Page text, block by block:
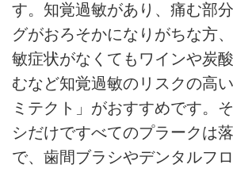
す。知覚過敏があり、痛む部
グがおろそかになりがちな方
敏症状がなくてもワインや炭
むなど知覚過敏のリスクの高
ミテクト」がおすすめです。
シだけですべてのプラークは
で、歯間ブラシやデンタルフ